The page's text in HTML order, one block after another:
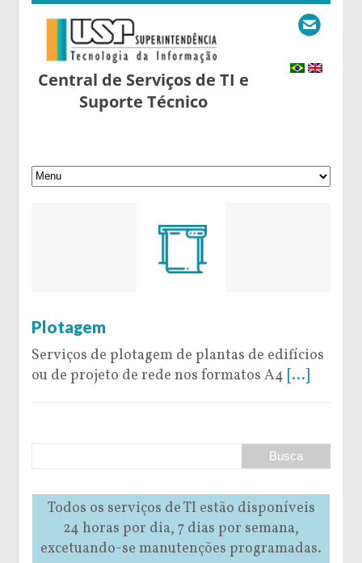
Central de Serviços de TI e
Suporte Técnico
Plotagem
Serviços de plotagem de plantas de edifícios
ou de projeto de rede nos formatos A4 [...]
Todos os serviços de TI estão disponíveis
24 horas por dia, 7 dias por semana,
excetuando-se manutenções programadas.